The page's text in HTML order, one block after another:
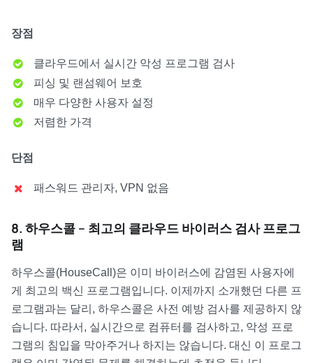
장점
클라우드에서 실시간 악성 프로그램 검사
피싱 및 랜섬웨어 보호
매우 다양한 사용자 설정
저렴한 가격
단점
패스워드 관리자, VPN 없음
8. 하우스콜 – 최고의 클라우드 바이러스 검사 프로그
램
하우스콜(HouseCall)은 이미 바이러스에 감염된 사용자에
게 최고의 백신 프로그램입니다. 이제까지 소개했던 다른 프
로그램과는 달리, 하우스콜은 사전 예방 검사를 제공하지 않
습니다. 따라서, 실시간으로 컴퓨터를 검사하고, 악성 프로
그램의 침입을 막아주거나 하지는 않습니다. 대신 이 프로그